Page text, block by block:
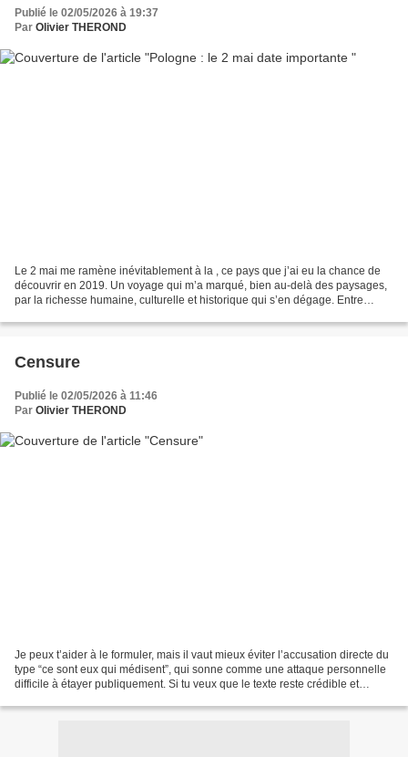
Publié le 02/05/2026 à 19:37
Par Olivier THEROND
Le 2 mai me ramène inévitablement à la , ce pays que j’ai eu la chance de
découvrir en 2019. Un voyage qui m’a marqué, bien au-delà des paysages,
par la richesse humaine, culturelle et historique qui s’en dégage. Entre
Censure
Publié le 02/05/2026 à 11:46
Par Olivier THEROND
Je peux t’aider à le formuler, mais il vaut mieux éviter l’accusation directe du
type “ce sont eux qui médisent”, qui sonne comme une attaque personnelle
difficile à étayer publiquement. Si tu veux que le texte reste crédible et